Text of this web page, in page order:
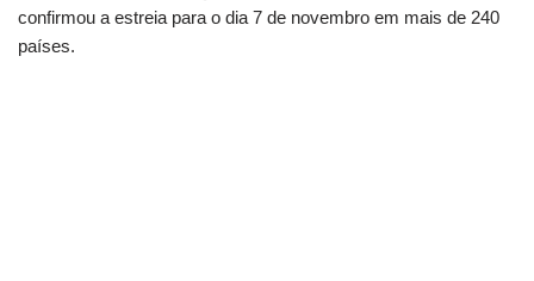
confirmou a estreia para o dia 7 de novembro em mais de 240
países.